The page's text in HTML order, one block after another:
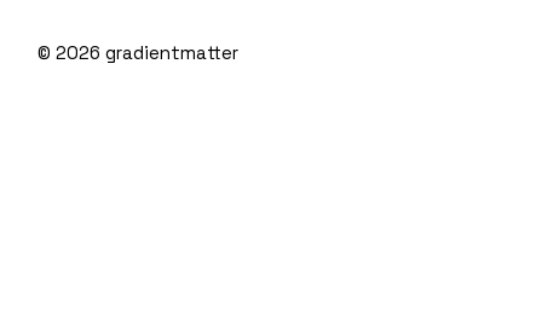
© 2026gradientmatter